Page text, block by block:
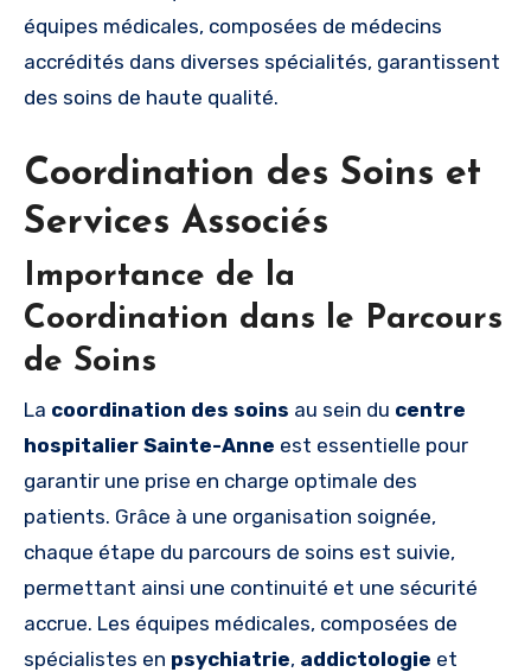
équipes médicales, composées de médecins
accrédités dans diverses spécialités, garantissent
des soins de haute qualité.
Coordination des Soins et
Services Associés
Importance de la
Coordination dans le Parcours
de Soins
La coordination des soins au sein du centre
hospitalier Sainte-Anne est essentielle pour
garantir une prise en charge optimale des
patients. Grâce à une organisation soignée,
chaque étape du parcours de soins est suivie,
permettant ainsi une continuité et une sécurité
accrue. Les équipes médicales, composées de
spécialistes en psychiatrie, addictologie et